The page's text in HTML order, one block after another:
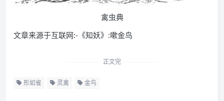
禽虫典
文章来源于互联网:-《知妖》:嗽金鸟
正文完
形如雀 灵禽 金鸟